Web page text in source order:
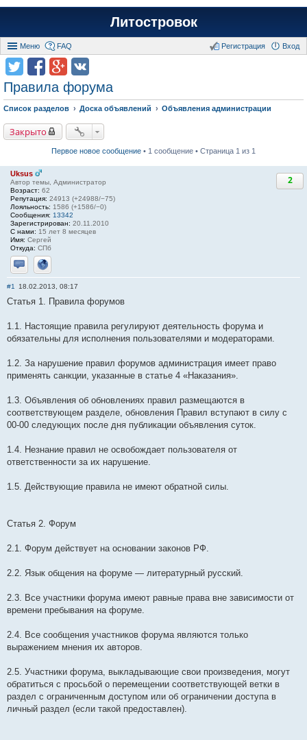
Литостровок
Меню FAQ Вход
Регистрация
Правила форума
Список разделов Доска объявлений Объявления администрации
Закрыто
Первое новое сообщение • 1 сообщение • Страница 1 из 1
Uksus
Автор темы, Администратор
Возраст: 62
Репутация: 24913 (+24988/−75)
Лояльность: 1586 (+1586/−0)
Сообщения: 13342
Зарегистрирован: 20.11.2010
С нами: 15 лет 8 месяцев
Имя: Сергей
Откуда: СПб
Отправить личное сообщение
Сайт
2
#1 18.02.2013, 08:17
Статья 1. Правила форумов
1.1. Настоящие правила регулируют деятельность форума и
обязательны для исполнения пользователями и модераторами.
1.2. За нарушение правил форумов администрация имеет право
применять санкции, указанные в статье 4 «Наказания».
1.3. Объявления об обновлениях правил размещаются в
соответствующем разделе, обновления Правил вступают в силу с
00-00 следующих после дня публикации объявления суток.
1.4. Незнание правил не освобождает пользователя от
ответственности за их нарушение.
1.5. Действующие правила не имеют обратной силы.
Статья 2. Форум
2.1. Форум действует на основании законов РФ.
2.2. Язык общения на форуме — литературный русский.
2.3. Все участники форума имеют равные права вне зависимости от
времени пребывания на форуме.
2.4. Все сообщения участников форума являются только
выражением мнения их авторов.
2.5. Участники форума, выкладывающие свои произведения, могут
обратиться с просьбой о перемещении соответствующей ветки в
раздел с ограниченным доступом или об ограничении доступа в
личный раздел (если такой предоставлен).